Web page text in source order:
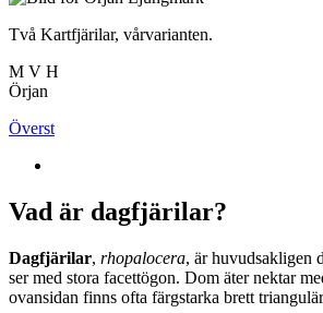
Två Kartfjärilar, vårvarianten.
M V H
Örjan
Överst
Vad är dagfjärilar?
Dagfjärilar, rhopalocera, är huvudsakligen
ser med stora facettögon. Dom äter nektar
ovansidan finns ofta färgstarka brett